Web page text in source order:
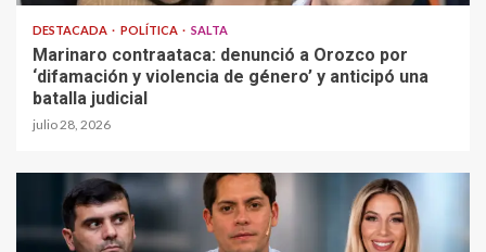
DESTACADA POLÍTICA SALTA
Marinaro contraataca: denunció a Orozco por
‘difamación y violencia de género’ y anticipó una
batalla judicial
julio 28, 2026